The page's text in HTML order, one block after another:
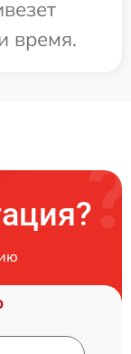
время.